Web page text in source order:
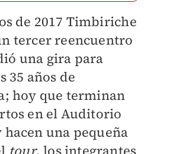
de 2017 Timbiriche
tercer reencuentro
una gira para
35 años de
hoy que terminan
en el Auditorio
una pequeña
tour, los integrantes